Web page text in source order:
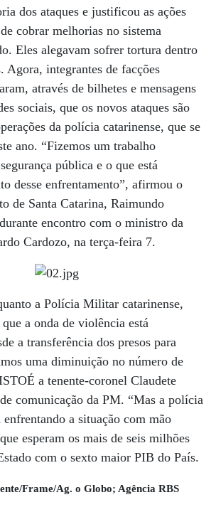
dos ataques e justificou as ações
cobrar melhorias no sistema
Eles alegavam sofrer tortura dentro
Agora, integrantes de facções
através de bilhetes e mensagens
sociais, que os novos ataques são
da polícia catarinense, que se
ano. “Fizemos um trabalho
pública e o que está
desse enfrentamento”, afirmou o
de Santa Catarina, Raimundo
encontro com o ministro da
Cardozo, na terça-feira 7.
a Polícia Militar catarinense,
a onda de violência está
a transferência dos presos para
uma diminuição no número de
a tenente-coronel Claudete
comunicação da PM. “Mas a polícia
a situação com mão
esperam os mais de seis milhões
com o sexto maior PIB do País.
Frame/Ag. o Globo; Agência RBS